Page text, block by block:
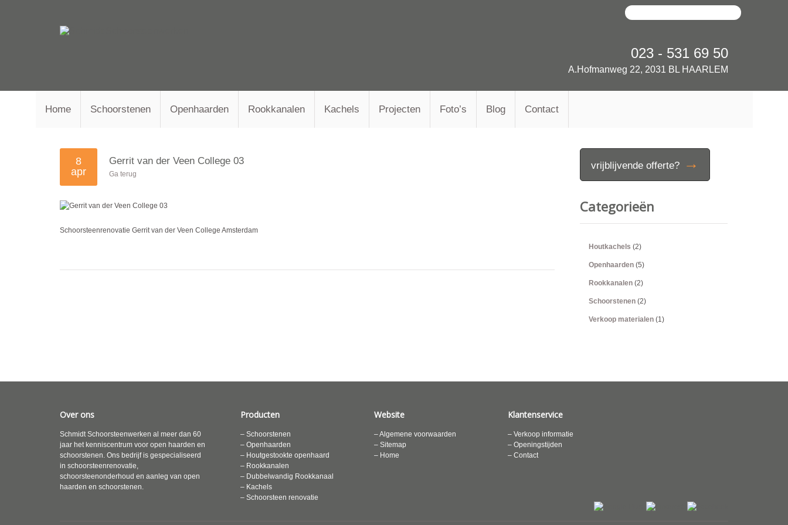
023 - 531 69 50
A.Hofmanweg 22, 2031 BL HAARLEM
Home Schoorstenen Openhaarden Rookkanalen Kachels Projecten Foto’s Blog Contact
Gerrit van der Veen College 03
8
apr
Ga terug
Schoorsteenrenovatie Gerrit van der Veen College Amsterdam
vrijblijvende offerte? →
Categorieën
Houtkachels (2)
Openhaarden (5)
Rookkanalen (2)
Schoorstenen (2)
Verkoop materialen (1)
Over ons
Schmidt Schoorsteenwerken al meer dan 60
jaar het kenniscentrum voor open haarden en
schoorstenen. Ons bedrijf is gespecialiseerd
in schoorsteenrenovatie,
schoorsteenonderhoud en aanleg van open
haarden en schoorstenen.
Producten
– Schoorstenen
– Openhaarden
– Houtgestookte openhaard
– Rookkanalen
– Dubbelwandig Rookkanaal
– Kachels
– Schoorsteen renovatie
Website
– Algemene voorwaarden
– Sitemap
– Home
Klantenservice
– Verkoop informatie
– Openingstijden
– Contact